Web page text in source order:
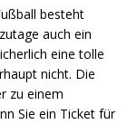
besteht
auch ein
eine tolle
nicht. Die
zu einem
Sie ein Ticket für